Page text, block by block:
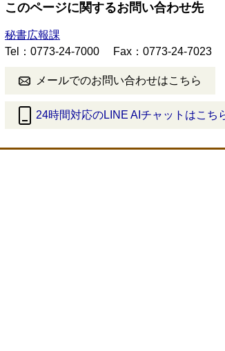
このページに関するお問い合わせ先
秘書広報課
Tel：0773-24-7000
Fax：0773-24-7023
メールでのお問い合わせはこちら
24時間対応のLINE AIチャットはこち
外